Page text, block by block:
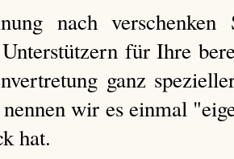
nach verschenken
für Ihre
ganz
wir es einmal
hat.